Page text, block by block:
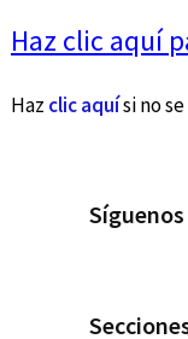
Haz clic aquí
Haz clic aquísi no